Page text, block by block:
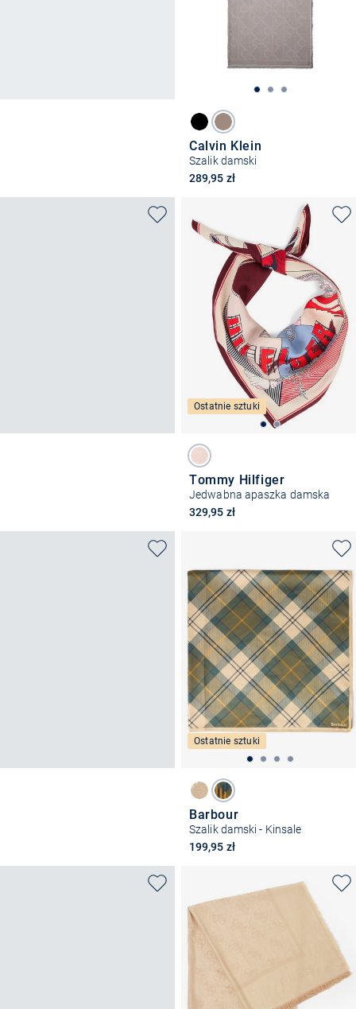
Calvin Klein
Szalik damski
289,95 zł
Ostatnie sztuki
Tommy Hilfiger
Jedwabna apaszka damska
329,95 zł
Ostatnie sztuki
Barbour
Szalik damski - Kinsale
199,95 zł